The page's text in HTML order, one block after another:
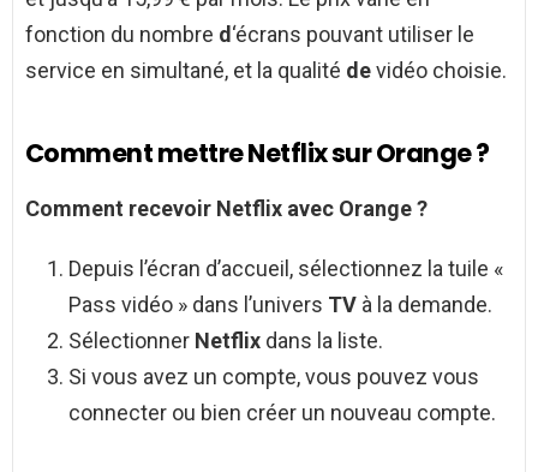
fonction du nombre d‘écrans pouvant utiliser le
service en simultané, et la qualité devidéo choisie.
Comment mettre Netflix sur Orange ?
Comment recevoir Netflix avec Orange?
Depuis l’écran d’accueil, sélectionnez la tuile «
Pass vidéo » dans l’univers TV à la demande.
Sélectionner Netflix dans la liste.
Si vous avez un compte, vous pouvez vous
connecter ou bien créer un nouveau compte.